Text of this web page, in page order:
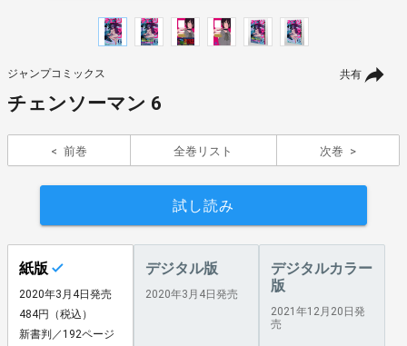
共有
ジャンプコミックス
チェンソーマン 6
前巻 全巻リスト 次巻
試し読み
紙版
2020年3月4日発売
484円（税込）
新書判／192ページ
デジタル版
2020年3月4日発売
デジタルカラー
版
2021年12月20日発
売